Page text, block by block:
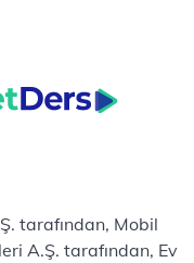
tarafından, Mobil
A.Ş. tarafından, Ev